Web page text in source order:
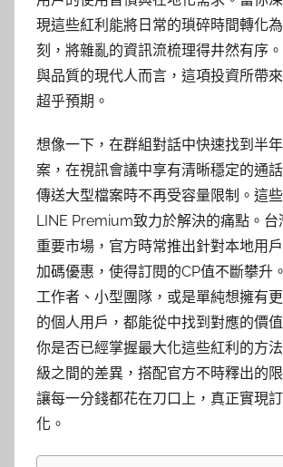
現這些紅利能將日常的瑣碎時間轉化
刻，將雜亂的資訊流梳理得井然有序
與品質的現代人而言，這項投資所帶
超乎預期。
想像一下，在群組對話中快速找到半
案，在視訊會議中享有清晰穩定的通
傳送大型檔案時不再受容量限制。這
LINE Premium致力於解決的痛點。台
重要市場，官方時常推出針對本地用
加碼優惠，使得訂閱的CP值不斷攀升
工作者、小型團隊，或是單純想擁有
的個人用戶，都能從中找到對應的價
你是否已經掌握最大化這些紅利的方
級之間的差異，搭配官方不時釋出的
讓每一分錢都花在刀口上，真正實現
化。